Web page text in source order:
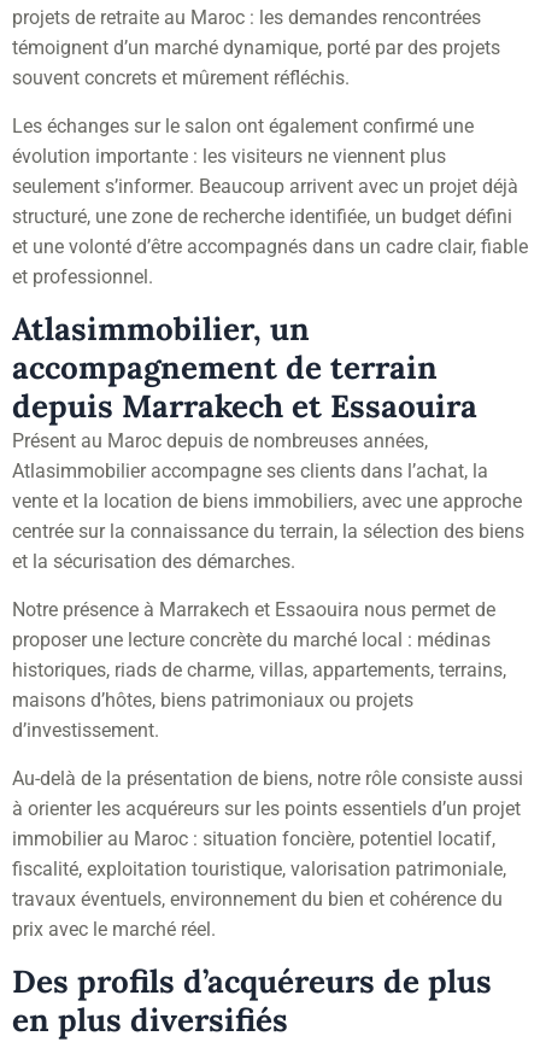
projets de retraite au Maroc : les demandes rencontrées
témoignent d’un marché dynamique, porté par des projets
souvent concrets et mûrement réfléchis.
Les échanges sur le salon ont également confirmé une
évolution importante : les visiteurs ne viennent plus
seulement s’informer. Beaucoup arrivent avec un projet déjà
structuré, une zone de recherche identifiée, un budget défini
et une volonté d’être accompagnés dans un cadre clair, fiable
et professionnel.
Atlasimmobilier, un
accompagnement de terrain
depuis Marrakech et Essaouira
Présent au Maroc depuis de nombreuses années,
Atlasimmobilier accompagne ses clients dans l’achat, la
vente et la location de biens immobiliers, avec une approche
centrée sur la connaissance du terrain, la sélection des biens
et la sécurisation des démarches.
Notre présence à Marrakech et Essaouira nous permet de
proposer une lecture concrète du marché local : médinas
historiques, riads de charme, villas, appartements, terrains,
maisons d’hôtes, biens patrimoniaux ou projets
d’investissement.
Au-delà de la présentation de biens, notre rôle consiste aussi
à orienter les acquéreurs sur les points essentiels d’un projet
immobilier au Maroc : situation foncière, potentiel locatif,
fiscalité, exploitation touristique, valorisation patrimoniale,
travaux éventuels, environnement du bien et cohérence du
prix avec le marché réel.
Des profils d’acquéreurs de plus
en plus diversifiés